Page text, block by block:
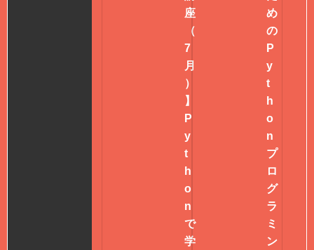
座
（
7
月
）
】
P
y
t
h
o
n
で
学
め
の
P
y
t
h
o
n
プ
ロ
グ
ラ
ミ
ン